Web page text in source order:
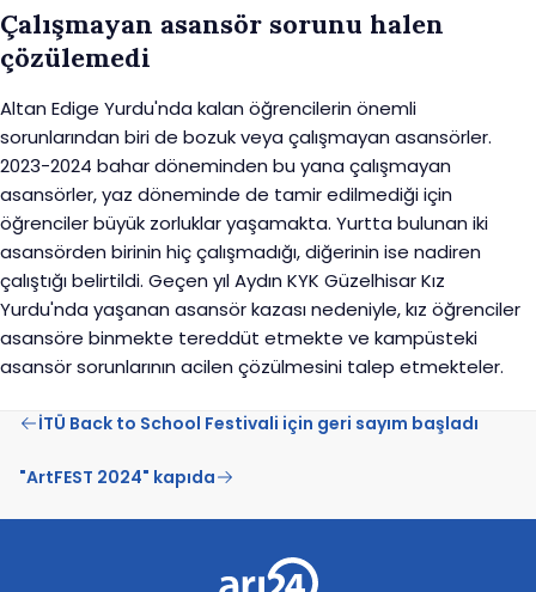
Çalışmayan asansör sorunu halen
çözülemedi
Altan Edige Yurdu'nda kalan öğrencilerin önemli
sorunlarından biri de bozuk veya çalışmayan asansörler.
2023-2024 bahar döneminden bu yana çalışmayan
asansörler, yaz döneminde de tamir edilmediği için
öğrenciler büyük zorluklar yaşamakta. Yurtta bulunan iki
asansörden birinin hiç çalışmadığı, diğerinin ise nadiren
çalıştığı belirtildi. Geçen yıl Aydın KYK Güzelhisar Kız
Yurdu'nda yaşanan asansör kazası nedeniyle, kız öğrenciler
asansöre binmekte tereddüt etmekte ve kampüsteki
asansör sorunlarının acilen çözülmesini talep etmekteler.
İTÜ Back to School Festivali için geri sayım başladı
"ArtFEST 2024" kapıda